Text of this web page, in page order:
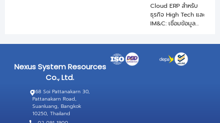
ธุรกิจอุตสาหกรรมรับ
ผลิต OEM
Cloud ERP สำหรับ
ธุรกิจ High Tech และ
IM&C: เชื่อมข้อมูล
Nexus System Resources
Co., Ltd.
268 Soi Pattanakarn 30,
Pattanakarn Road,
Suanluang, Bangkok
10250, Thailand